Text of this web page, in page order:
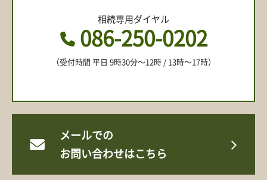
相続専用ダイヤル
086-250-0202
（受付時間 平日 9時30分〜12時 / 13時〜17時）
メールでの
お問い合わせはこちら